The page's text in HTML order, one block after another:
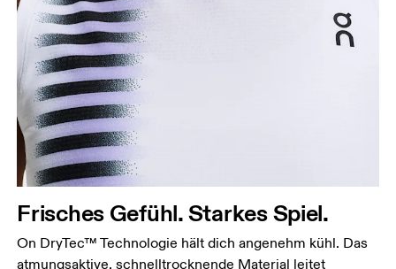
Frisches Gefühl. Starkes Spiel.
On DryTec™ Technologie hält dich angenehm kühl. Das
atmungsaktive, schnelltrocknende Material leitet